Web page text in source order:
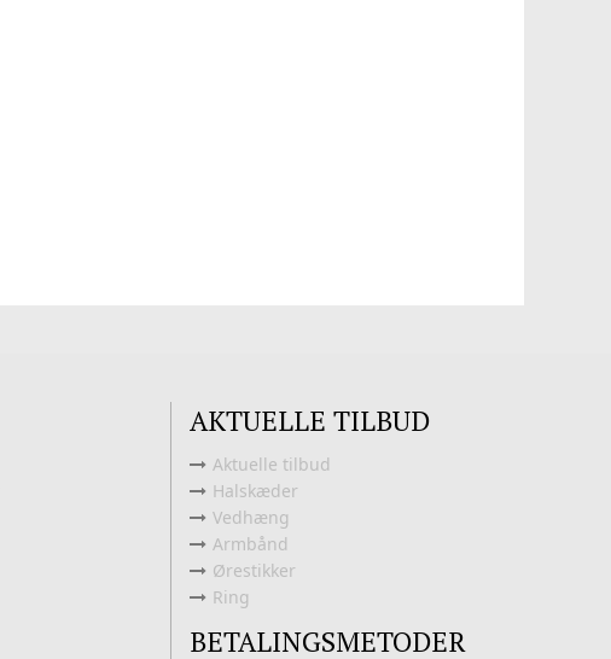
AKTUELLE TILBUD
Aktuelle tilbud
Halskæder
Vedhæng
Armbånd
Ørestikker
Ring
BETALINGSMETODER